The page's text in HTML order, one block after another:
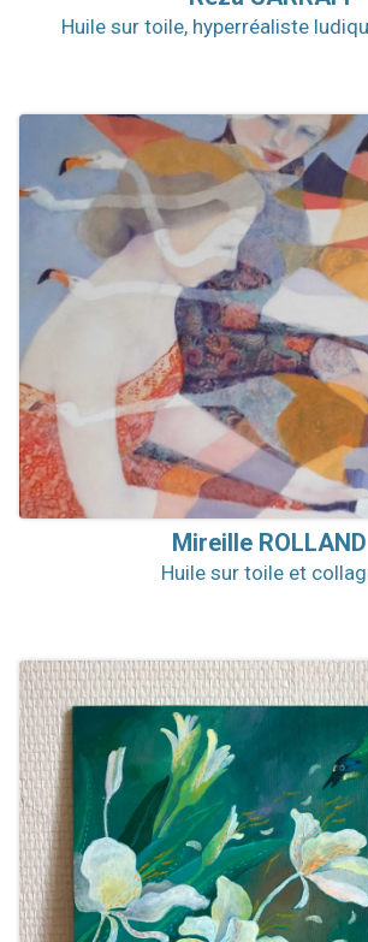
Huile sur toile, hyperréaliste
Mireille ROLLAND
Huile sur toile et